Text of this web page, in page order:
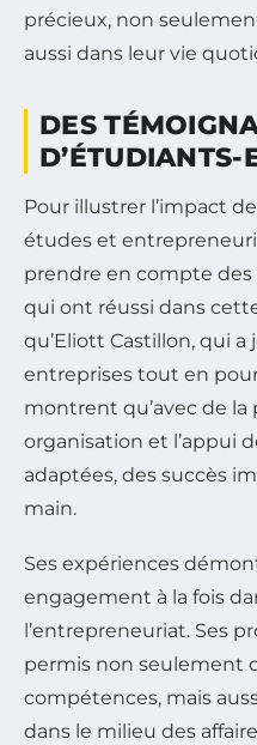
précieux, non
aussi dans leur vie
DES
D’ÉTUDIANTS-
Pour illustrer l’impact
études et
prendre en compte
qui ont réussi dans
qu’Eliott Castillon, qui a
entreprises tout en
montrent qu’avec de la
organisation et l’appui
adaptées, des succès
main.
Ses expériences
engagement à la fois
l’entrepreneuriat. Ses
permis non seulement
compétences, mais
dans le milieu des